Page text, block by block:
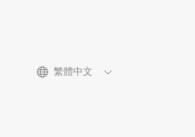
繁體中文